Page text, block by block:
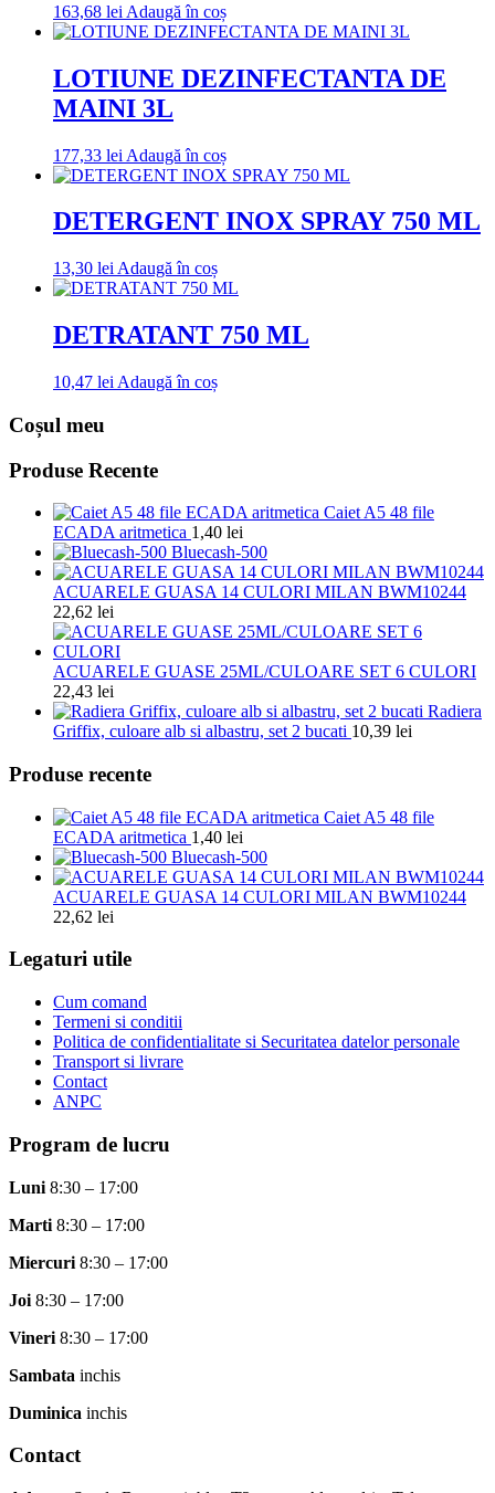
163,68 lei Adaugă în coș
LOTIUNE DEZINFECTANTA DE
MAINI 3L
177,33 lei Adaugă în coș
DETERGENT INOX SPRAY 750 ML
13,30 lei Adaugă în coș
DETRATANT 750 ML
10,47 lei Adaugă în coș
Coșul meu
Produse Recente
Caiet A5 48 file
ECADA aritmetica 1,40 lei
Bluecash-500
ACUARELE GUASA 14 CULORI MILAN BWM10244
22,62 lei
ACUARELE GUASE 25ML/CULOARE SET 6 CULORI
22,43 lei
Radiera
Griffix, culoare alb si albastru, set 2 bucati 10,39 lei
Produse recente
Caiet A5 48 file
ECADA aritmetica 1,40 lei
Bluecash-500
ACUARELE GUASA 14 CULORI MILAN BWM10244
22,62 lei
Legaturi utile
Cum comand
Termeni si conditii
Politica de confidentialitate si Securitatea datelor personale
Transport si livrare
Contact
ANPC
Program de lucru
Luni 8:30 – 17:00
Marti 8:30 – 17:00
Miercuri 8:30 – 17:00
Joi 8:30 – 17:00
Vineri 8:30 – 17:00
Sambata inchis
Duminica inchis
Contact